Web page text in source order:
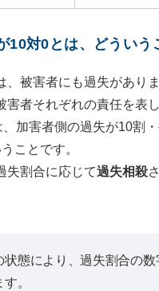
10対0とは、どういう
、被害者にも過失があり
害者それぞれの責任を表し
、加害者側の過失が10割
ことです。
失割合に応じて過失相殺
状態により、過失割合の数
。